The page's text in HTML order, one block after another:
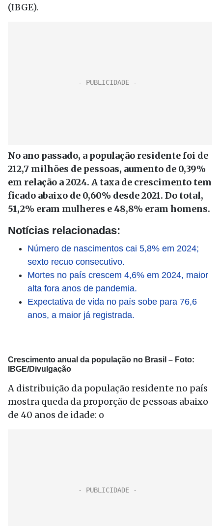
(IBGE).
No ano passado, a população residente foi de
212,7 milhões de pessoas, aumento de 0,39%
em relação a 2024. A taxa de crescimento tem
ficado abaixo de 0,60% desde 2021. Do total,
51,2% eram mulheres e 48,8% eram homens.
Notícias relacionadas:
Número de nascimentos cai 5,8% em 2024;
sexto recuo consecutivo.
Mortes no país crescem 4,6% em 2024, maior
alta fora anos de pandemia.
Expectativa de vida no país sobe para 76,6
anos, a maior já registrada.
Crescimento anual da população no Brasil – Foto:
IBGE/Divulgação
A distribuição da população residente no país
mostra queda da proporção de pessoas abaixo
de 40 anos de idade: o